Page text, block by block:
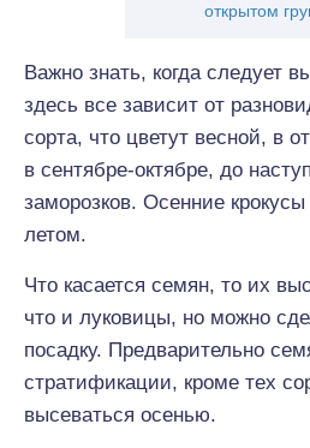
открытом
Важно знать, когда следует
здесь все зависит от
сорта, что цветут весной, в
в сентябре-октябре, до
заморозков. Осенние
летом.
Что касается семян, то их
что и луковицы, но можно
посадку. Предварительно
стратификации, кроме тех
высеваться осенью.